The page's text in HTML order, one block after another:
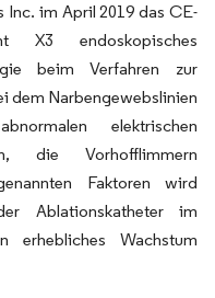
im April 2019 das CE-
X3 endoskopisches
beim Verfahren zur
dem Narbengewebslinien
elektrischen
die Vorhofflimmern
Faktoren wird
Ablationskatheter im
erhebliches Wachstum